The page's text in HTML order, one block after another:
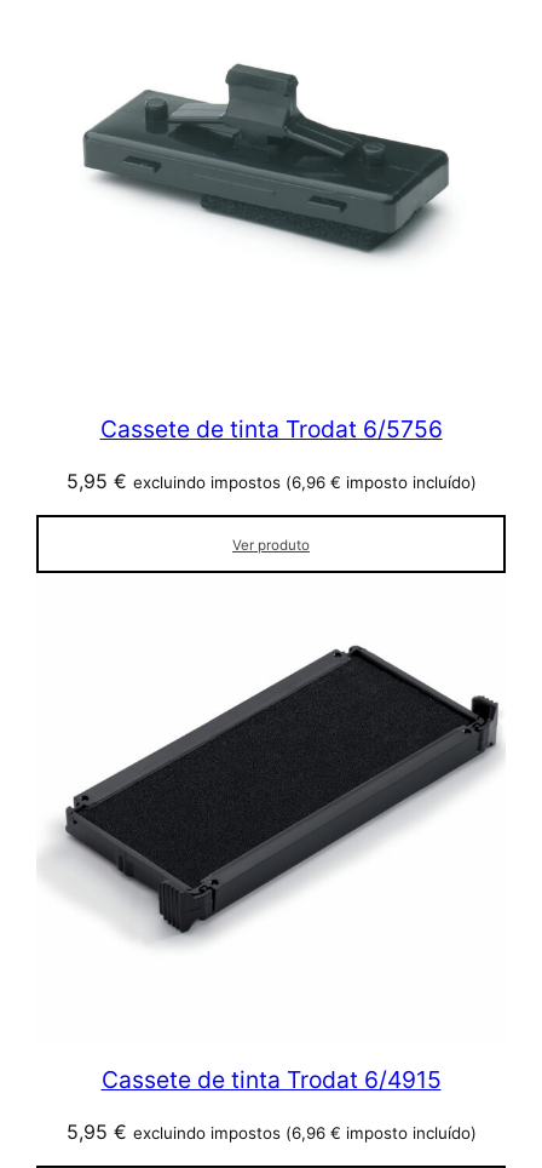
Cassete de tinta Trodat 6/5756
5,95 € excluindo impostos (6,96 € imposto incluído)
Ver produto
Cassete de tinta Trodat 6/4915
5,95 € excluindo impostos (6,96 € imposto incluído)